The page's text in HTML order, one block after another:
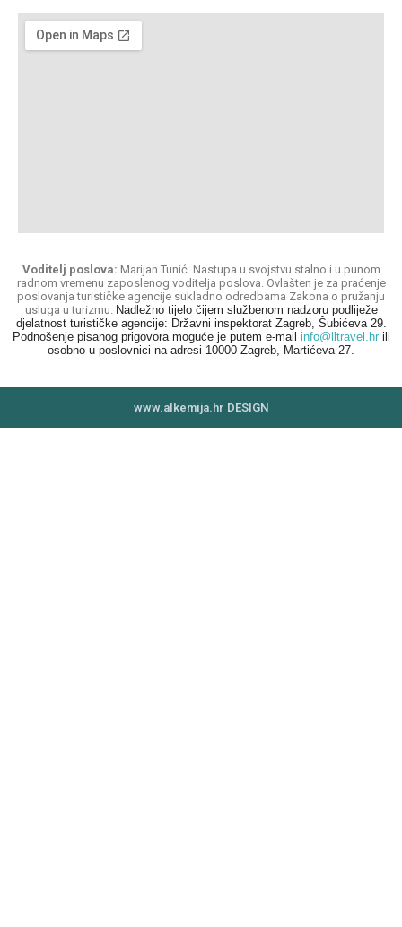
Voditelj poslova: Marijan Tunić. Nastupa u svojstvu stalno i u punom
radnom vremenu zaposlenog voditelja poslova. Ovlašten je za praćenje
poslovanja turističke agencije sukladno odredbama Zakona o pružanju
usluga u turizmu. Nadležno tijelo čijem službenom nadzoru podliježe
djelatnost turističke agencije: Državni inspektorat Zagreb, Šubićeva 29.
Podnošenje pisanog prigovora moguće je putem e-mail info@lltravel.hrili
osobno u poslovnici na adresi 10000 Zagreb, Martićeva 27.
www.alkemija.hr DESIGN